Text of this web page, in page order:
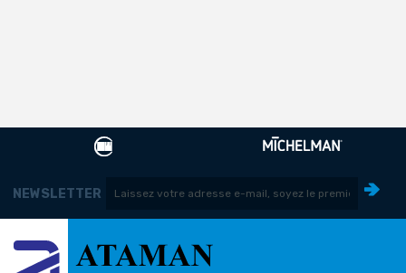
NEWSLETTER